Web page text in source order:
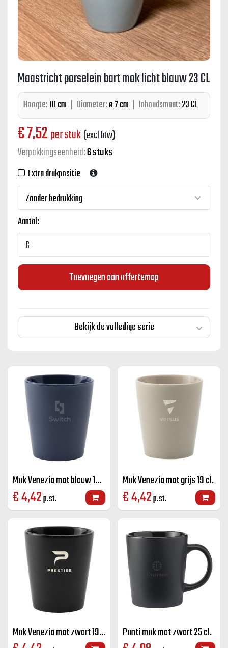
Maastricht porselein bart mok licht blauw 23 CL
Hoogte:10 cm | Diameter:ø 7 cm | Inhoudsmaat:23 CL
€7,52 per stuk (excl btw)
Verpakkingseenheid:6 stuks
Extra drukpositie
Aantal:
Toevoegen aan offertemap
Bekijk de volledige serie
Mok Venezia mat blauw 19 cl.
€4,42p.st.
Mok Venezia mat grijs 19 cl.
€4,42p.st.
Mok Venezia mat zwart 19 cl. Ponti mok mat zwart 25 cl.